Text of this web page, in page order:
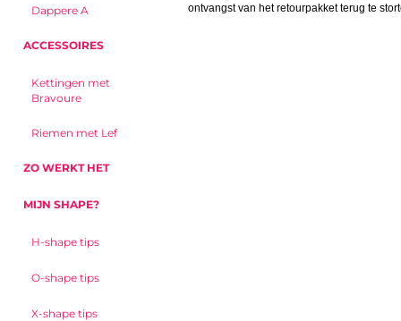
Dappere A
ACCESSOIRES
Kettingen met
Bravoure
Riemen met Lef
ZO WERKT HET
MIJN SHAPE?
H-shape tips
O-shape tips
X-shape tips
ontvangst van het retourpakket terug te